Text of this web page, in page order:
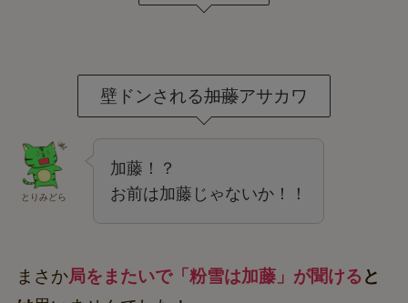
壁ドンされる 加藤アサカワ
加藤！？
お前は加藤じゃないか！！